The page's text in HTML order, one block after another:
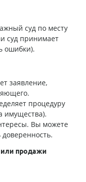
суд по месту
суд принимает
ошибки).
заявление,
процедуру
имущества).
Вы можете
или продажи